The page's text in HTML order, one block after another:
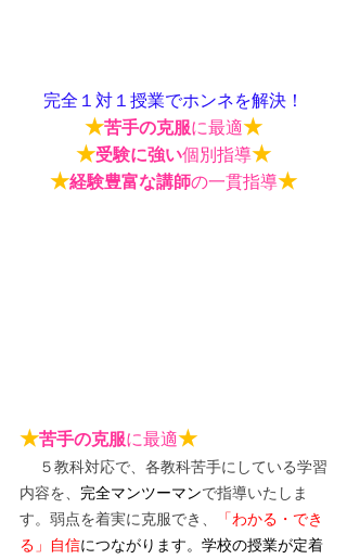
完全１対１授業でホンネを解決！
★苦手の克服に最適★
★受験に強い個別指導★
★経験豊富な講師の一貫指導★
★苦手の克服に最適★
５教科対応で、各教科苦手にしている学習
内容を、 完全マンツーマンで指導いたしま
す。弱点を着実に克服でき、
「わかる・でき
る」自信につながります。 学校の授業が定着